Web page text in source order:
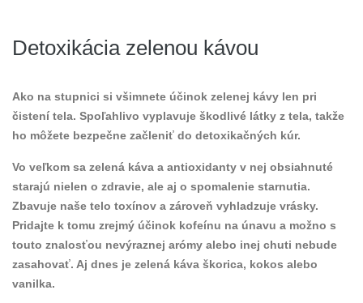
Detoxikácia zelenou kávou
Ako na stupnici si všimnete účinok zelenej kávy len pri
čistení tela. Spoľahlivo vyplavuje škodlivé látky z tela, takže
ho môžete bezpečne začleniť do detoxikačných kúr.
Vo veľkom sa zelená káva a antioxidanty v nej obsiahnuté
starajú nielen o zdravie, ale aj o spomalenie starnutia.
Zbavuje naše telo toxínov a zároveň vyhladzuje vrásky.
Pridajte k tomu zrejmý účinok kofeínu na únavu a možno s
touto znalosťou nevýraznej arómy alebo inej chuti nebude
zasahovať. Aj dnes je zelená káva škorica, kokos alebo
vanilka.